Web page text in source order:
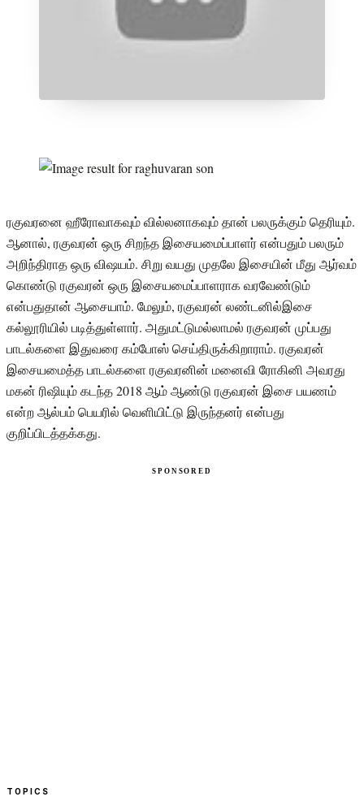
ரகுவரனை ஹீரோவாகவும் வில்லனாகவும் தான் பலருக்கும் தெரியும்.
ஆனால், ரகுவரன் ஒரு சிறந்த இசையமைப்பாளர் என்பதும் பலரும்
அறிந்திராத ஒரு விஷயம். சிறு வயது முதலே இசையின் மீது ஆர்வம்
கொண்டு ரகுவரன் ஒரு இசையமைப்பாளராக வரவேண்டும்
என்பதுதான் ஆசையாம். மேலும், ரகுவரன் லண்டனில்இசை
கல்லூரியில் படித்துள்ளார். அதுமட்டுமல்லாமல் ரகுவரன் முப்பது
பாடல்களை இதுவரை கம்போஸ் செய்திருக்கிறாராம். ரகுவரன்
இசையமைத்த பாடல்களை ரகுவரனின் மனைவி ரோகினி அவரது
மகன் ரிஷியும் கடந்த 2018 ஆம் ஆண்டு ரகுவரன் இசை பயணம்
என்ற ஆல்பம் பெயரில் வெளியிட்டு இருந்தனர் என்பது
குறிப்பிடத்தக்கது.
TOPICS